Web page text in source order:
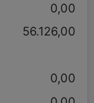
0,00
56.126,00
0,00